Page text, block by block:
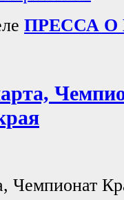
ПРЕССА О
Чемпионат